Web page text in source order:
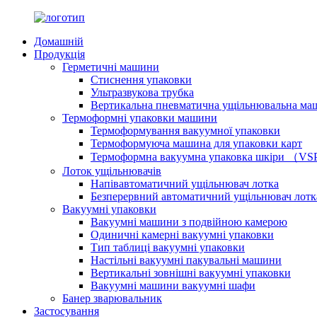
Домашній
Продукція
Герметичні машини
Стиснення упаковки
Ультразвукова трубка
Вертикальна пневматична ущільнювальна
Термоформні упаковки машини
Термоформування вакуумної упаковки
Термоформуюча машина для упаковки карт
Термоформна вакуумна упаковка шкіри （VSP
Лоток ущільнювачів
Напівавтоматичний ущільнювач лотка
Безперервний автоматичний ущільнювач
Вакуумні упаковки
Вакуумні машини з подвійною камерою
Одиничні камерні вакуумні упаковки
Тип таблиці вакуумні упаковки
Настільні вакуумні пакувальні машини
Вертикальні зовнішні вакуумні упаковки
Вакуумні машини вакуумні шафи
Банер зварювальник
Застосування